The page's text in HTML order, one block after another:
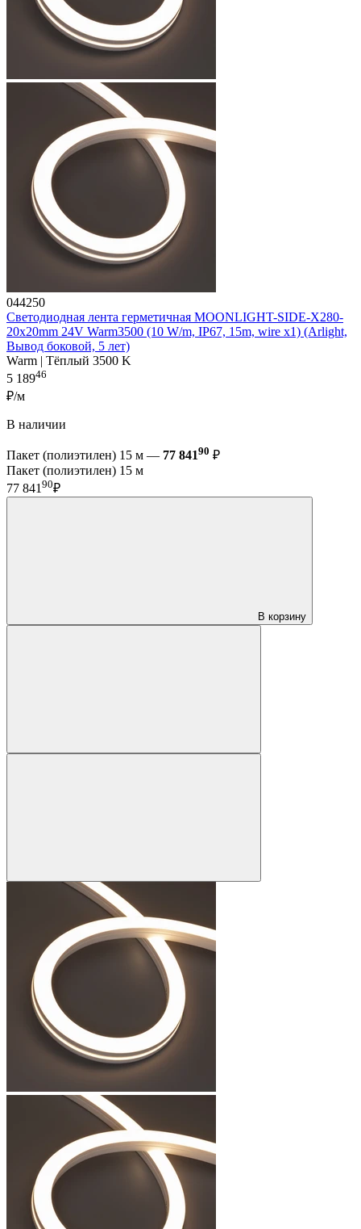
044250
Светодиодная лента герметичная MOONLIGHT-SIDE-X280-
20x20mm 24V Warm3500 (10 W/m, IP67, 15m, wire x1) (Arlight,
Вывод боковой, 5 лет)
Warm | Тёплый 3500 K
5 18946
₽/м
В наличии
Пакет (полиэтилен) 15 м — 77 84190 ₽
Пакет (полиэтилен) 15 м
77 841 90₽
В корзину